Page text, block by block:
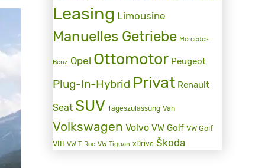
Leasing Limousine
Manuelles Getriebe Mercedes-
Benz Opel Ottomotor Peugeot
Plug-In-Hybrid Privat Renault
Seat SUV Tageszulassung Van
Volkswagen Volvo VW Golf VW Golf
VIII VW T-Roc VW Tiguan xDrive Škoda